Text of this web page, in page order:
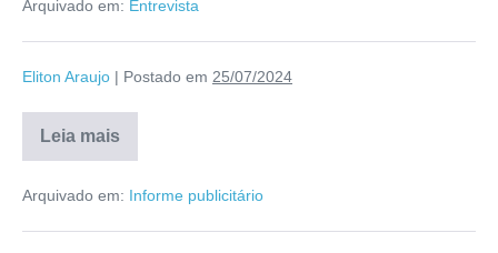
Arquivado em: Entrevista
Eliton Araujo | Postado em 25/07/2024
Leia mais
Arquivado em: Informe publicitário